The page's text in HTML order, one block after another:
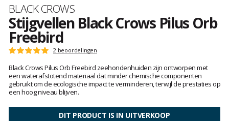
Merk
BLACK CROWS
Stijgvellen Black Crows Pilus Orb
Freebird
Het
van
klanten
Score
:
5
op
5
2 beoordelingen
Black Crows Pilus Orb Freebird zeehondenhuiden zijn ontworpen met
een waterafstotend materiaal dat minder chemische componenten
gebruikt om de ecologische impact te verminderen, terwijl de prestaties op
een hoog niveau blijven.
DIT PRODUCT IS IN UITVERKOOP